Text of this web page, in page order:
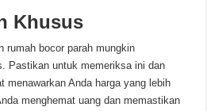
Khusus
rumah bocor parah mungkin
Pastikan untuk memeriksa ini dan
menawarkan Anda harga yang lebih
menghemat uang dan memastikan